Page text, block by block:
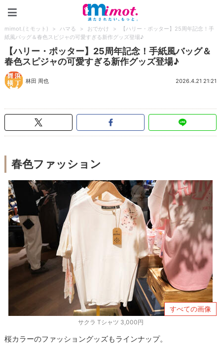
mimot.(ミモット) > ハマる > おでかけ >
【ハリー・ポッター】25周年記念！手
紙風バッグ＆春色スピジャの可愛すぎる新作グッズ登場♪
【ハリー・ポッター】25周年記念！手紙風バッグ＆
春色スピジャの可愛すぎる新作グッズ登場♪
林田 周也 2026.4.21 21:21
春色ファッション
すべての画像
サクラ Tシャツ 3,000円
桜カラーのファッショングッズもラインナップ。